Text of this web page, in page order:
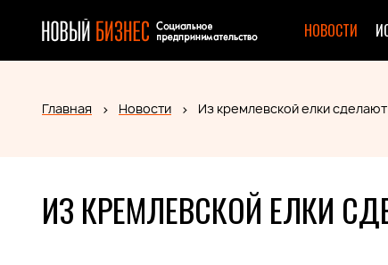
НОВОСТИ
Главная Новости Из кремлевской елки
ИЗ КРЕМЛЕВСКОЙ ЕЛКИ